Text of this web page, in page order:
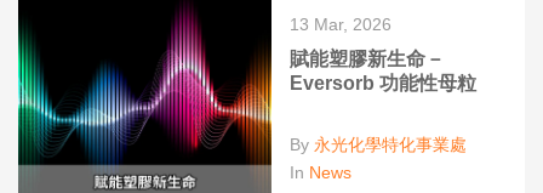
13 Mar, 2026
賦能塑膠新生命－
Eversorb 功能性母粒
By 永光化學特化事業處
In News